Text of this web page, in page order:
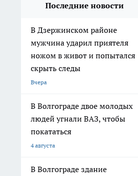
Последние новости
В Дзержинском районе
мужчина ударил приятеля
ножом в живот и попытался
скрыть следы
Вчера
В Волгограде двое молодых
людей угнали ВАЗ, чтобы
покататься
4 августа
В Волгограде здание